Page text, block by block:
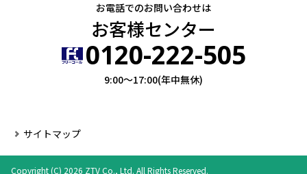
お電話でのお問い合わせは
お客様センター
0120-222-505
9:00～17:00(年中無休)
サイトマップ
Copyright (C) 2026 ZTV Co., Ltd. All Rights Reserved.